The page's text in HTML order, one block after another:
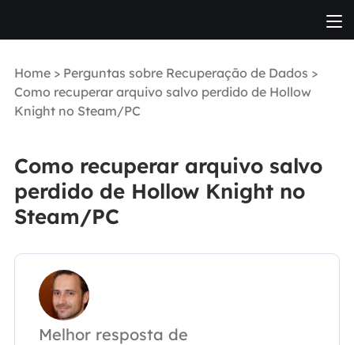
Home> Perguntas sobre Recuperação de Dados >
Como recuperar arquivo salvo perdido de Hollow
Knight no Steam/PC
Como recuperar arquivo salvo
perdido de Hollow Knight no
Steam/PC
Melhor resposta de